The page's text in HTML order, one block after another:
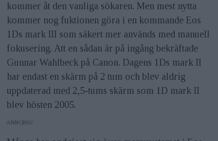
kommer åt den vanliga sökaren. Men mest nytta
kommer nog fuktionen göra i en kommande Eos
1Ds mark III som säkert mer används med manuell
fokusering. Att en sådan är på ingång bekräftade
Gunnar Wahlbeck på Canon. Dagens 1Ds mark II
har endast en skärm på 2 tum och blev aldrig
uppdaterad med 2,5-tums skärm som 1D mark II
blev hösten 2005.
ANNONS